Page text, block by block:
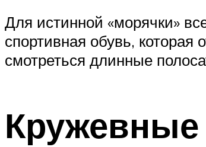
Для истинной «морячки»
спортивная обувь,
смотреться длинные